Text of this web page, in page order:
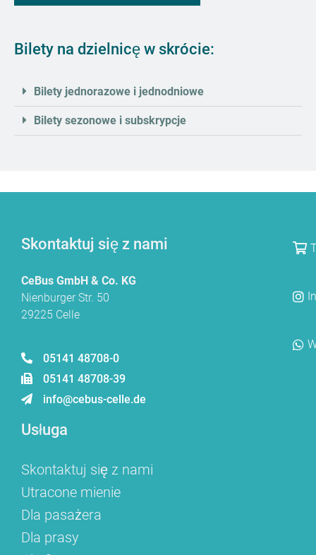
Bilety na dzielnicę w skrócie:
Bilety jednorazowe i jednodniowe
Bilety sezonowe i subskrypcje
Skontaktuj się z nami
CeBus GmbH & Co. KG
Nienburger Str. 50
29225 Celle
05141 48708-0
05141 48708-39
info@cebus-celle.de
Usługa
Skontaktuj się z nami
Utracone mienie
Dla pasażera
Dla prasy